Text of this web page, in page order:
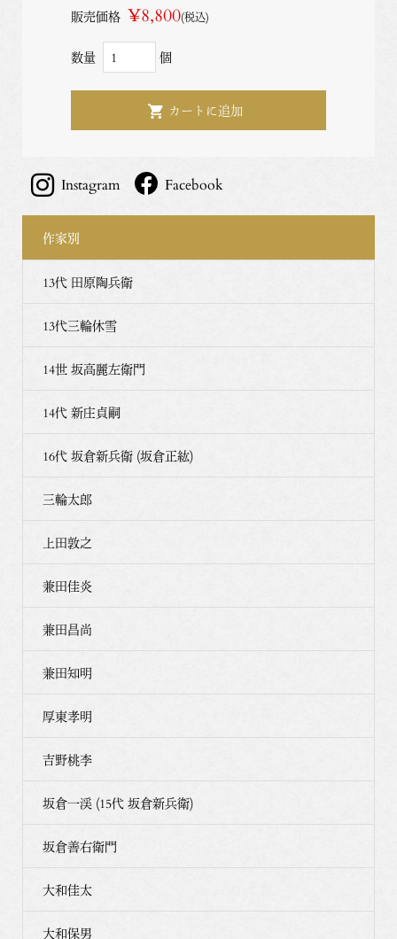
販売価格 ¥8,800(税込)
数量 個
Instagram Facebook
作家別
13代 田原陶兵衛
13代三輪休雪
14世 坂高麗左衛門
14代 新庄貞嗣
16代 坂倉新兵衛 (坂倉正紘)
三輪太郎
上田敦之
兼田佳炎
兼田昌尚
兼田知明
厚東孝明
吉野桃李
坂倉一渓 (15代 坂倉新兵衛)
坂倉善右衛門
大和佳太
大和保男